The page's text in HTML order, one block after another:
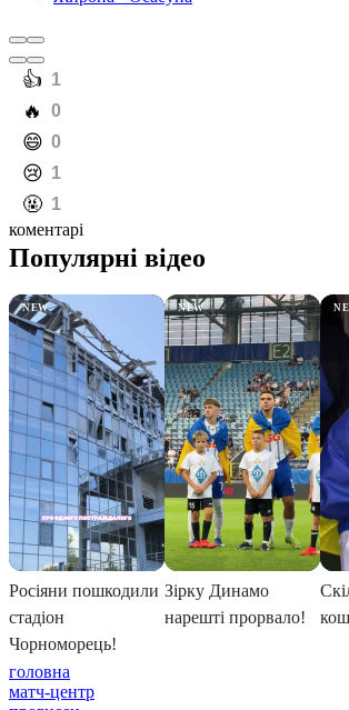
️👍 1
️🔥 0
️😄 0
️😢 1
️🤬 1
коментарі
головна
матч-центр